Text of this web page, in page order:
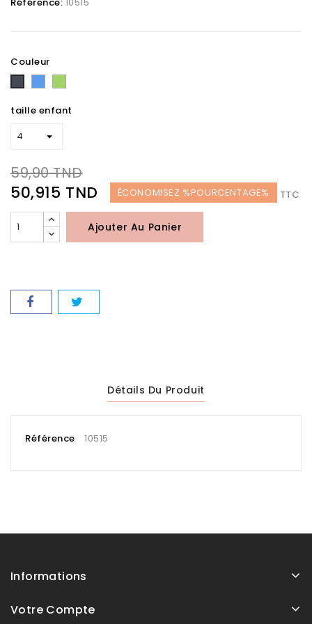
Couleur
Noir
taille enfant
59,90 TND
50,915 TND ÉCONOMISEZ %POURCENTAGE% TTC
Ajouter Au Panier
Détails Du Produit
Référence 10515
Informations
Votre Compte